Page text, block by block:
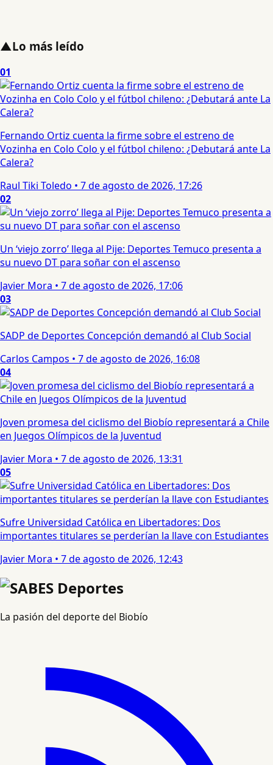
▲Lo más leído
01
Fernando Ortiz cuenta la firme sobre el estreno de
Vozinha en Colo Colo y el fútbol chileno: ¿Debutará ante La
Calera?
Raul Tiki Toledo • 7 de agosto de 2026, 17:26
02
Un ‘viejo zorro’ llega al Pije: Deportes Temuco presenta a
su nuevo DT para soñar con el ascenso
Javier Mora • 7 de agosto de 2026, 17:06
03
SADP de Deportes Concepción demandó al Club Social
Carlos Campos • 7 de agosto de 2026, 16:08
04
Joven promesa del ciclismo del Biobío representará a Chile
en Juegos Olímpicos de la Juventud
Javier Mora • 7 de agosto de 2026, 13:31
05
Sufre Universidad Católica en Libertadores: Dos
importantes titulares se perderían la llave con Estudiantes
Javier Mora • 7 de agosto de 2026, 12:43
La pasión del deporte del Biobío